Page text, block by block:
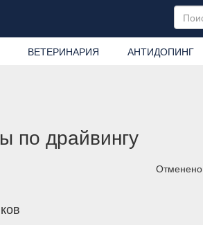
ВЕТЕРИНАРИЯ АНТИДОПИНГ
по драйвингу
Отменено